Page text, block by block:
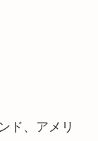
ド、アメリ